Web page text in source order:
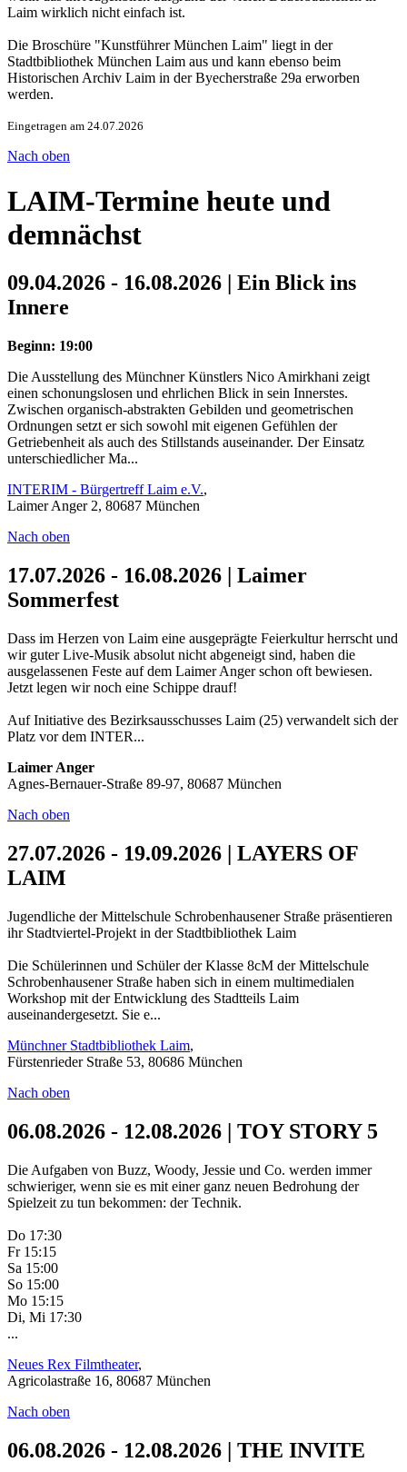
Laim wirklich nicht einfach ist.
Die Broschüre "Kunstführer München Laim" liegt in der
Stadtbibliothek München Laim aus und kann ebenso beim
Historischen Archiv Laim in der Byecherstraße 29a erworben
werden.
Eingetragen am 24.07.2026
Nach oben
LAIM-Termine heute und
demnächst
09.04.2026 - 16.08.2026 | Ein Blick ins
Innere
Beginn: 19:00
Die Ausstellung des Münchner Künstlers Nico Amirkhani zeigt
einen schonungslosen und ehrlichen Blick in sein Innerstes.
Zwischen organisch-abstrakten Gebilden und geometrischen
Ordnungen setzt er sich sowohl mit eigenen Gefühlen der
Getriebenheit als auch des Stillstands auseinander. Der Einsatz
unterschiedlicher Ma...
INTERIM - Bürgertreff Laim e.V.,
Laimer Anger 2, 80687 München
Nach oben
17.07.2026 - 16.08.2026 | Laimer
Sommerfest
Dass im Herzen von Laim eine ausgeprägte Feierkultur herrscht und
wir guter Live-Musik absolut nicht abgeneigt sind, haben die
ausgelassenen Feste auf dem Laimer Anger schon oft bewiesen.
Jetzt legen wir noch eine Schippe drauf!
Auf Initiative des Bezirksausschusses Laim (25) verwandelt sich der
Platz vor dem INTER...
Laimer Anger
Agnes-Bernauer-Straße 89-97, 80687 München
Nach oben
27.07.2026 - 19.09.2026 | LAYERS OF
LAIM
Jugendliche der Mittelschule Schrobenhausener Straße präsentieren
ihr Stadtviertel-Projekt in der Stadtbibliothek Laim
Die Schülerinnen und Schüler der Klasse 8cM der Mittelschule
Schrobenhausener Straße haben sich in einem multimedialen
Workshop mit der Entwicklung des Stadtteils Laim
auseinandergesetzt. Sie e...
Münchner Stadtbibliothek Laim,
Fürstenrieder Straße 53, 80686 München
Nach oben
06.08.2026 - 12.08.2026 | TOY STORY 5
Die Aufgaben von Buzz, Woody, Jessie und Co. werden immer
schwieriger, wenn sie es mit einer ganz neuen Bedrohung der
Spielzeit zu tun bekommen: der Technik.
Do 17:30
Fr 15:15
Sa 15:00
So 15:00
Mo 15:15
Di, Mi 17:30
...
Neues Rex Filmtheater,
Agricolastraße 16, 80687 München
Nach oben
06.08.2026 - 12.08.2026 | THE INVITE